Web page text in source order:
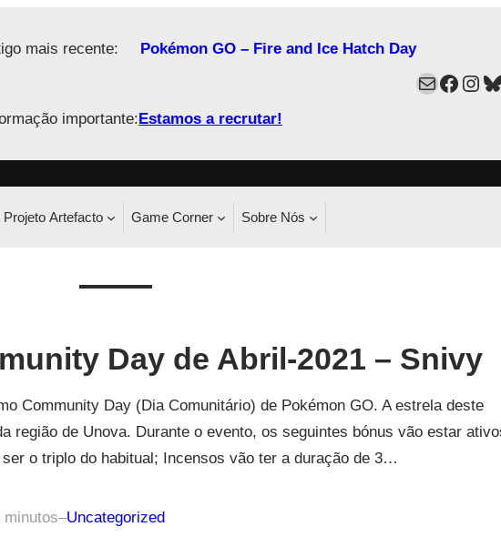
mais recente: Pokémon GO – Fire and Ice Hatch Day
importante:Estamos a recrutar!
Mail
Projeto Artefacto Game Corner Sobre Nós
Day de Abril-2021 – Snivy
Community Day (Dia Comunitário) de Pokémon GO. A estrela deste
região de Unova. Durante o evento, os seguintes bónus vão estar
o triplo do habitual; Incensos vão ter a duração de 3…
minutos–Uncategorized